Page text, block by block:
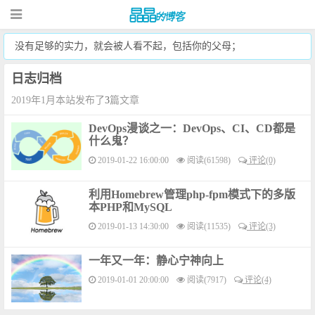
没有足够的实力，就会被人看不起，包括你的父母；
日志归档
2019年1月本站发布了3篇文章
DevOps漫谈之一：DevOps、CI、CD都是
什么鬼？
2019-01-22 16:00:00 阅读(61598) 评论(0)
利用Homebrew管理php-fpm模式下的多版
本PHP和MySQL
2019-01-13 14:30:00 阅读(11535) 评论(3)
一年又一年：静心宁神向上
2019-01-01 20:00:00 阅读(7917) 评论(4)